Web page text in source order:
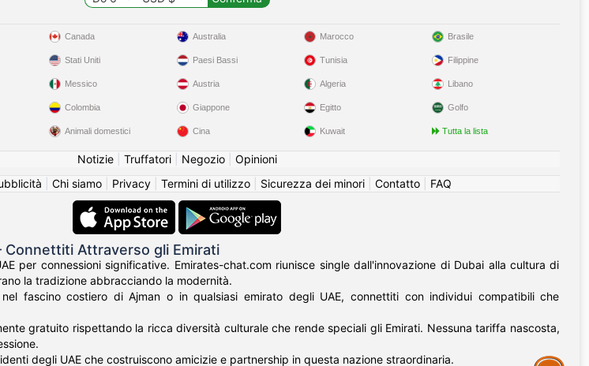
Canada
Stati Uniti
Messico
Colombia
Animali domestici
Australia
Paesi Bassi
Austria
Giappone
Cina
Marocco
Tunisia
Algeria
Egitto
Kuwait
Brasile
Filippine
Libano
Golfo
Tutta la lista
Notizie| Truffatori| Negozio| Opinioni
Chi siamo Privacy Termini di utilizzo Sicurezza dei minori Contatto FAQ
Connettiti Attraverso gli Emirati
per connessioni significative. Emirates-chat.com riunisce single dall'innovazione di Dubai alla cultura di
la tradizione abbracciando la modernità.
fascino costiero di Ajman o in qualsiasi emirato degli UAE, connettiti con individui compatibili che
gratuito rispettando la ricca diversità culturale che rende speciali gli Emirati. Nessuna tariffa nascosta,
degli UAE che costruiscono amicizie e partnership in questa nazione straordinaria.
Assistance